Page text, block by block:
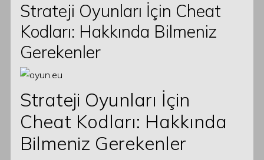
Strateji Oyunları İçin Cheat
Kodları: Hakkında Bilmeniz
Gerekenler
Strateji Oyunları İçin
Cheat Kodları: Hakkında
Bilmeniz Gerekenler